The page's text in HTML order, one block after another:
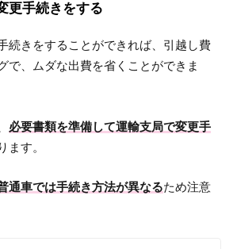
更手続きをする
続きをすることができれば、引越し費
で、ムダな出費を省くことができま
必要書類を準備して運輸支局で変更手
ます。
通車では手続き方法が異なるため注意